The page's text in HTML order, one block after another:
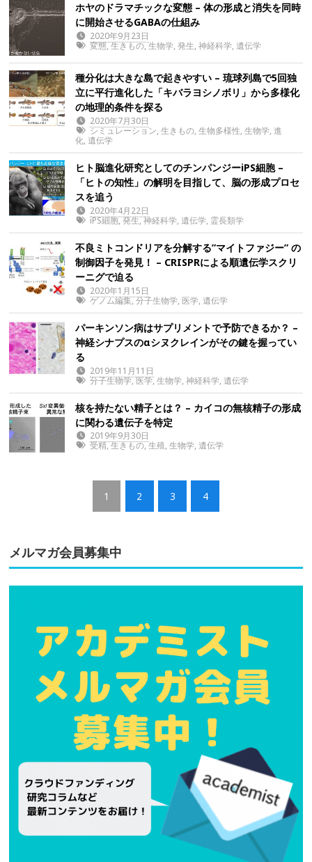
ホヤのドラマチックな変態 – 体の形成と消失を同時
に開始させるGABAの仕組み
2020年9月23日
変態,生きもの,生物学, 発生, 神経科学, 遺伝学
種分化は大きな島で起きやすい – 琉球列島で5回独
立に平行進化した「キバラヨシノボリ」から多様化
の地理的条件を探る
2020年7月30日
シミュレーション, 生きもの, 生物多様性, 生物学, 進
化,遺伝学
ヒト脳進化研究としてのチンパンジーiPS細胞 –
「ヒトの知性」の解明を目指して、脳の形成プロセ
スを追う
2020年4月22日
iPS細胞,発生,神経科学, 遺伝学, 霊長類学
不良ミトコンドリアを分解する”マイトファジー” の
制御因子を発見！ – CRISPRによる順遺伝学スクリ
ーニグで迫る
2020年1月15日
ゲノム編集,分子生物学, 医学, 遺伝学
パーキンソン病はサプリメントで予防できるか？ –
神経シナプスのαシヌクレインがその鍵を握ってい
る
2019年11月11日
分子生物学,医学, 生物学, 神経科学, 遺伝学
核を持たない精子とは？ – カイコの無核精子の形成
に関わる遺伝子を特定
2019年9月30日
受精,生きもの,生殖, 生物学, 遺伝学
1 2 3 4
メルマガ会員募集中